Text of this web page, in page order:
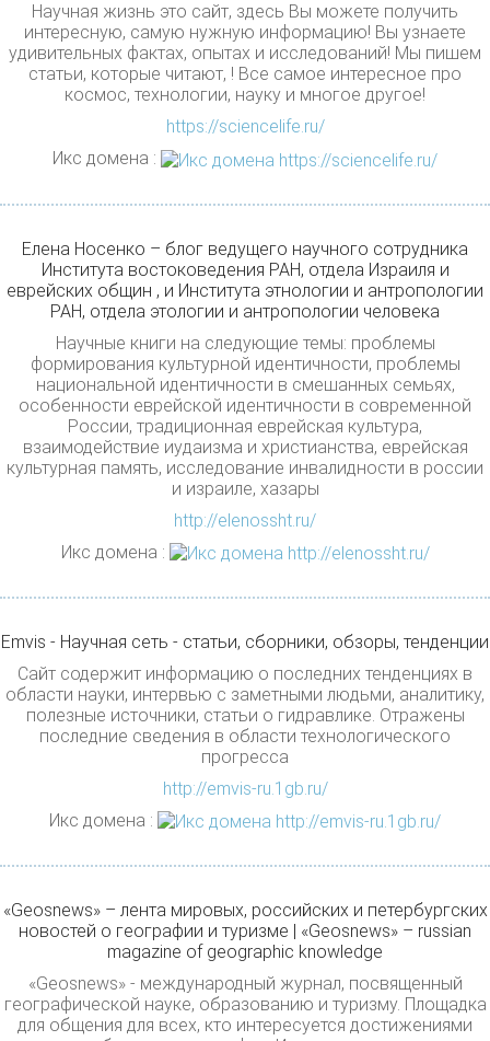
Научная жизнь это сайт, здесь Вы можете получить
интересную, самую нужную информацию! Вы узнаете
удивительных фактах, опытах и исследований! Мы пишем
статьи, которые читают, ! Все самое интересное про
космос, технологии, науку и многое другое!
https://sciencelife.ru/
Икс домена :
Елена Носенко – блог ведущего научного сотрудника
Института востоковедения РАН, отдела Израиля и
еврейских общин , и Института этнологии и антропологии
РАН, отдела этологии и антропологии человека
Научные книги на следующие темы: проблемы
формирования культурной идентичности, проблемы
национальной идентичности в смешанных семьях,
особенности еврейской идентичности в современной
России, традиционная еврейская культура,
взаимодействие иудаизма и христианства, еврейская
культурная память, исследование инвалидности в россии
и израиле, хазары
http://elenossht.ru/
Икс домена :
Emvis - Научная сеть - статьи, сборники, обзоры, тенденции
Сайт содержит информацию о последних тенденциях в
области науки, интервью с заметными людьми, аналитику,
полезные источники, статьи о гидравлике. Отражены
последние сведения в области технологического
прогресса
http://emvis-ru.1gb.ru/
Икс домена :
«Geosnews» – лента мировых, российских и петербургских
новостей о географии и туризме | «Geosnews» – russian
magazine of geographic knowledge
«Geosnews» - международный журнал, посвященный
географической науке, образованию и туризму. Площадка
для общения для всех, кто интересуется достижениями